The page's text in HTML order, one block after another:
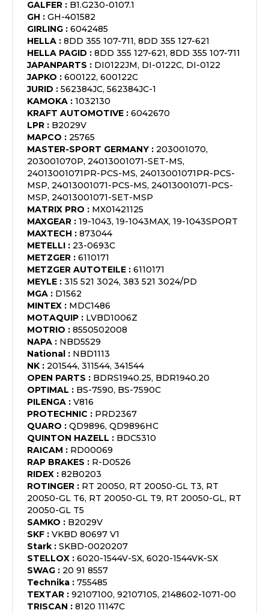
GALFER : B1.G230-0107.1
GH : GH-401582
GIRLING : 6042485
HELLA : 8DD 355 107-711, 8DD 355 127-621
HELLA PAGID : 8DD 355 127-621, 8DD 355 107-711
JAPANPARTS : DI0122JM, DI-0122C, DI-0122
JAPKO : 600122, 600122C
JURID : 562384JC, 562384JC-1
KAMOKA : 1032130
KRAFT AUTOMOTIVE : 6042670
LPR : B2029V
MAPCO : 25765
MASTER-SPORT GERMANY : 203001070,
203001070P, 24013001071-SET-MS,
24013001071PR-PCS-MS, 24013001071PR-PCS-
MSP, 24013001071-PCS-MS, 24013001071-PCS-
MSP, 24013001071-SET-MSP
MATRIX PRO : MX01421125
MAXGEAR : 19-1043, 19-1043MAX, 19-1043SPORT
MAXTECH : 873044
METELLI : 23-0693C
METZGER : 6110171
METZGER AUTOTEILE : 6110171
MEYLE : 315 521 3024, 383 521 3024/PD
MGA : D1562
MINTEX : MDC1486
MOTAQUIP : LVBD1006Z
MOTRIO : 8550502008
NAPA : NBD5529
National : NBD1113
NK : 201544, 311544, 341544
OPEN PARTS : BDRS1940.25, BDR1940.20
OPTIMAL : BS-7590, BS-7590C
PILENGA : V816
PROTECHNIC : PRD2367
QUARO : QD9896, QD9896HC
QUINTON HAZELL : BDC5310
RAICAM : RD00069
RAP BRAKES : R-D0526
RIDEX : 82B0203
ROTINGER : RT 20050, RT 20050-GL T3, RT
20050-GL T6, RT 20050-GL T9, RT 20050-GL, RT
20050-GL T5
SAMKO : B2029V
SKF : VKBD 80697 V1
Stark : SKBD-0020207
STELLOX : 6020-1544V-SX, 6020-1544VK-SX
SWAG : 20 91 8557
Technika : 755485
TEXTAR : 92107100, 92107105, 2148602-1071-00
TRISCAN : 8120 11147C